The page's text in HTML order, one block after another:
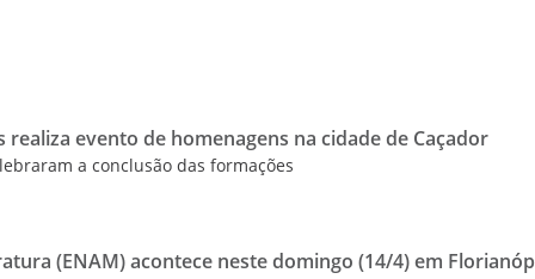
Santa Catarina
evento de homenagens na cidade de Caçador
a conclusão das formações
(ENAM) acontece neste domingo (14/4) em